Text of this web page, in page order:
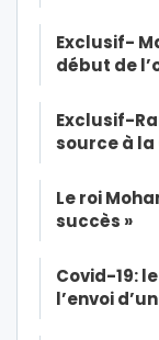
Exclusif-
début de
Exclusif-
source à
Le roi
succès »
Covid-19:
l’envoi